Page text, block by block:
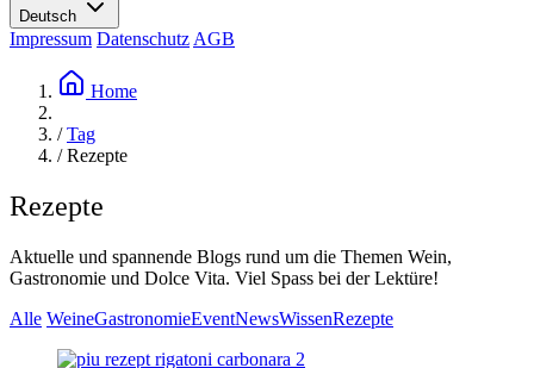
Les Moby Dicks
Kontakte
Nachhaltigkeit
Deutsch
Impressum Datenschutz AGB
Home
/ Tag
/ Rezepte
Rezepte
Aktuelle und spannende Blogs rund um die Themen Wein,
Gastronomie und Dolce Vita. Viel Spass bei der Lektüre!
Alle WeineGastronomieEventNewsWissenRezepte